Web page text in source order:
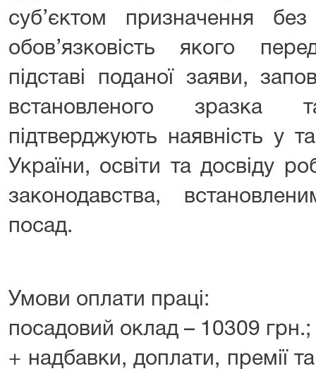
суб’єктом призначення
обов’язковість якого
підставі поданої заяви,
встановленого зразка
підтверджують наявність у
України, освіти та досвіду
законодавства,
посад.
Умови оплати праці:
посадовий оклад – 10309 грн.;
+ надбавки, доплати, премії